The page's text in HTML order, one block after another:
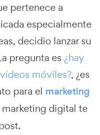
pertenece a
especialmente
decidio lanzar su
pregunta es ¿hay
móviles?, ¿es
para el marketing
digital te